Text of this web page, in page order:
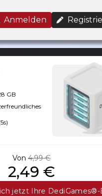
Anmelden
GB
Von 4,99 €
2,49 €
jetzt Ihre DediGames®-